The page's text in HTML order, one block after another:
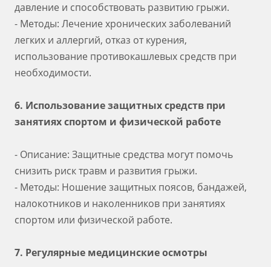
давление и способствовать развитию грыжи.
- Методы: Лечение хронических заболеваний
легких и аллергий, отказ от курения,
использование противокашлевых средств при
необходимости.
6. Использование защитных средств при
занятиях спортом и физической работе
- Описание: Защитные средства могут помочь
снизить риск травм и развития грыжи.
- Методы: Ношение защитных поясов, бандажей,
налокотников и наколенников при занятиях
спортом или физической работе.
7. Регулярные медицинские осмотры